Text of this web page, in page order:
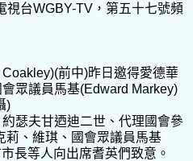
視台WGBY-TV，第五十七號頻
前中)昨日邀得愛德華
眾議員馬基(Edward Markey)
)
瑟夫甘迺迪二世、代理國會參
莉、維琪、國會眾議員馬基
長等人向出席耆英們致意。